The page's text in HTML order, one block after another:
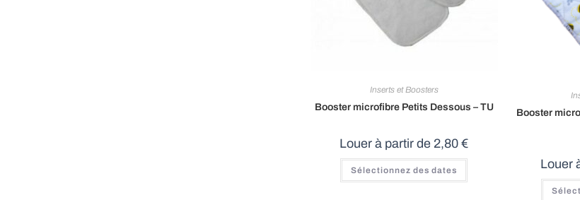
Inserts et Boosters
Booster microfibre Petits Dessous – TU
Louer à partir de 2,80€
Sélectionnez des dates
Booster
Louer